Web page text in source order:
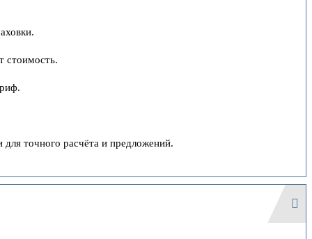
стоимость.
точного расчёта и предложений.